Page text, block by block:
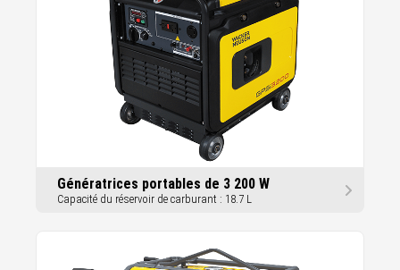
Génératrices portables de 3 200 W
Capacité du réservoir de carburant : 18.7 L